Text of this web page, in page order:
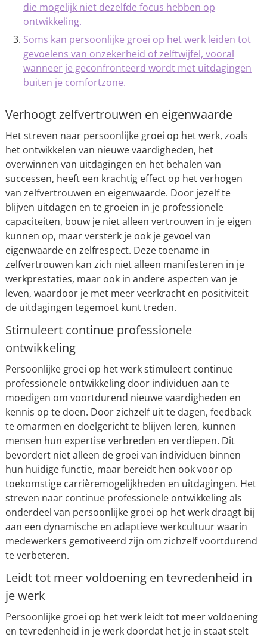
die mogelijk niet dezelfde focus hebben op
ontwikkeling.
Soms kan persoonlijke groei op het werk leiden tot
gevoelens van onzekerheid of zelftwijfel, vooral
wanneer je geconfronteerd wordt met uitdagingen
buiten je comfortzone.
Verhoogt zelfvertrouwen en eigenwaarde
Het streven naar persoonlijke groei op het werk, zoals
het ontwikkelen van nieuwe vaardigheden, het
overwinnen van uitdagingen en het behalen van
successen, heeft een krachtig effect op het verhogen
van zelfvertrouwen en eigenwaarde. Door jezelf te
blijven uitdagen en te groeien in je professionele
capaciteiten, bouw je niet alleen vertrouwen in je eigen
kunnen op, maar versterk je ook je gevoel van
eigenwaarde en zelfrespect. Deze toename in
zelfvertrouwen kan zich niet alleen manifesteren in je
werkprestaties, maar ook in andere aspecten van je
leven, waardoor je met meer veerkracht en positiviteit
de uitdagingen tegemoet kunt treden.
Stimuleert continue professionele
ontwikkeling
Persoonlijke groei op het werk stimuleert continue
professionele ontwikkeling door individuen aan te
moedigen om voortdurend nieuwe vaardigheden en
kennis op te doen. Door zichzelf uit te dagen, feedback
te omarmen en doelgericht te blijven leren, kunnen
mensen hun expertise verbreden en verdiepen. Dit
bevordert niet alleen de groei van individuen binnen
hun huidige functie, maar bereidt hen ook voor op
toekomstige carrièremogelijkheden en uitdagingen. Het
streven naar continue professionele ontwikkeling als
onderdeel van persoonlijke groei op het werk draagt bij
aan een dynamische en adaptieve werkcultuur waarin
medewerkers gemotiveerd zijn om zichzelf voortdurend
te verbeteren.
Leidt tot meer voldoening en tevredenheid in
je werk
Persoonlijke groei op het werk leidt tot meer voldoening
en tevredenheid in je werk doordat het je in staat stelt